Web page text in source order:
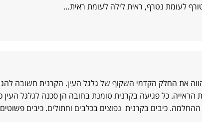
לעומת נטרף, ראית לילה לעומת ראית…
את החלק הקדמי השקוף של גלגל העין. הקרנית חשובה
כל פגיעה בקרנית טומנת בחובה הן סכנה לגלגל העין
כיבים בקרנית נפוצים בכלבים וחתולים. כיבים